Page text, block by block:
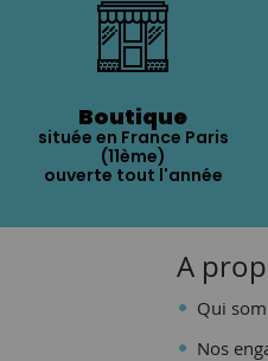
Boutique
située en France Paris
(11ème)
ouverte tout l'année
A
Qui
Nos